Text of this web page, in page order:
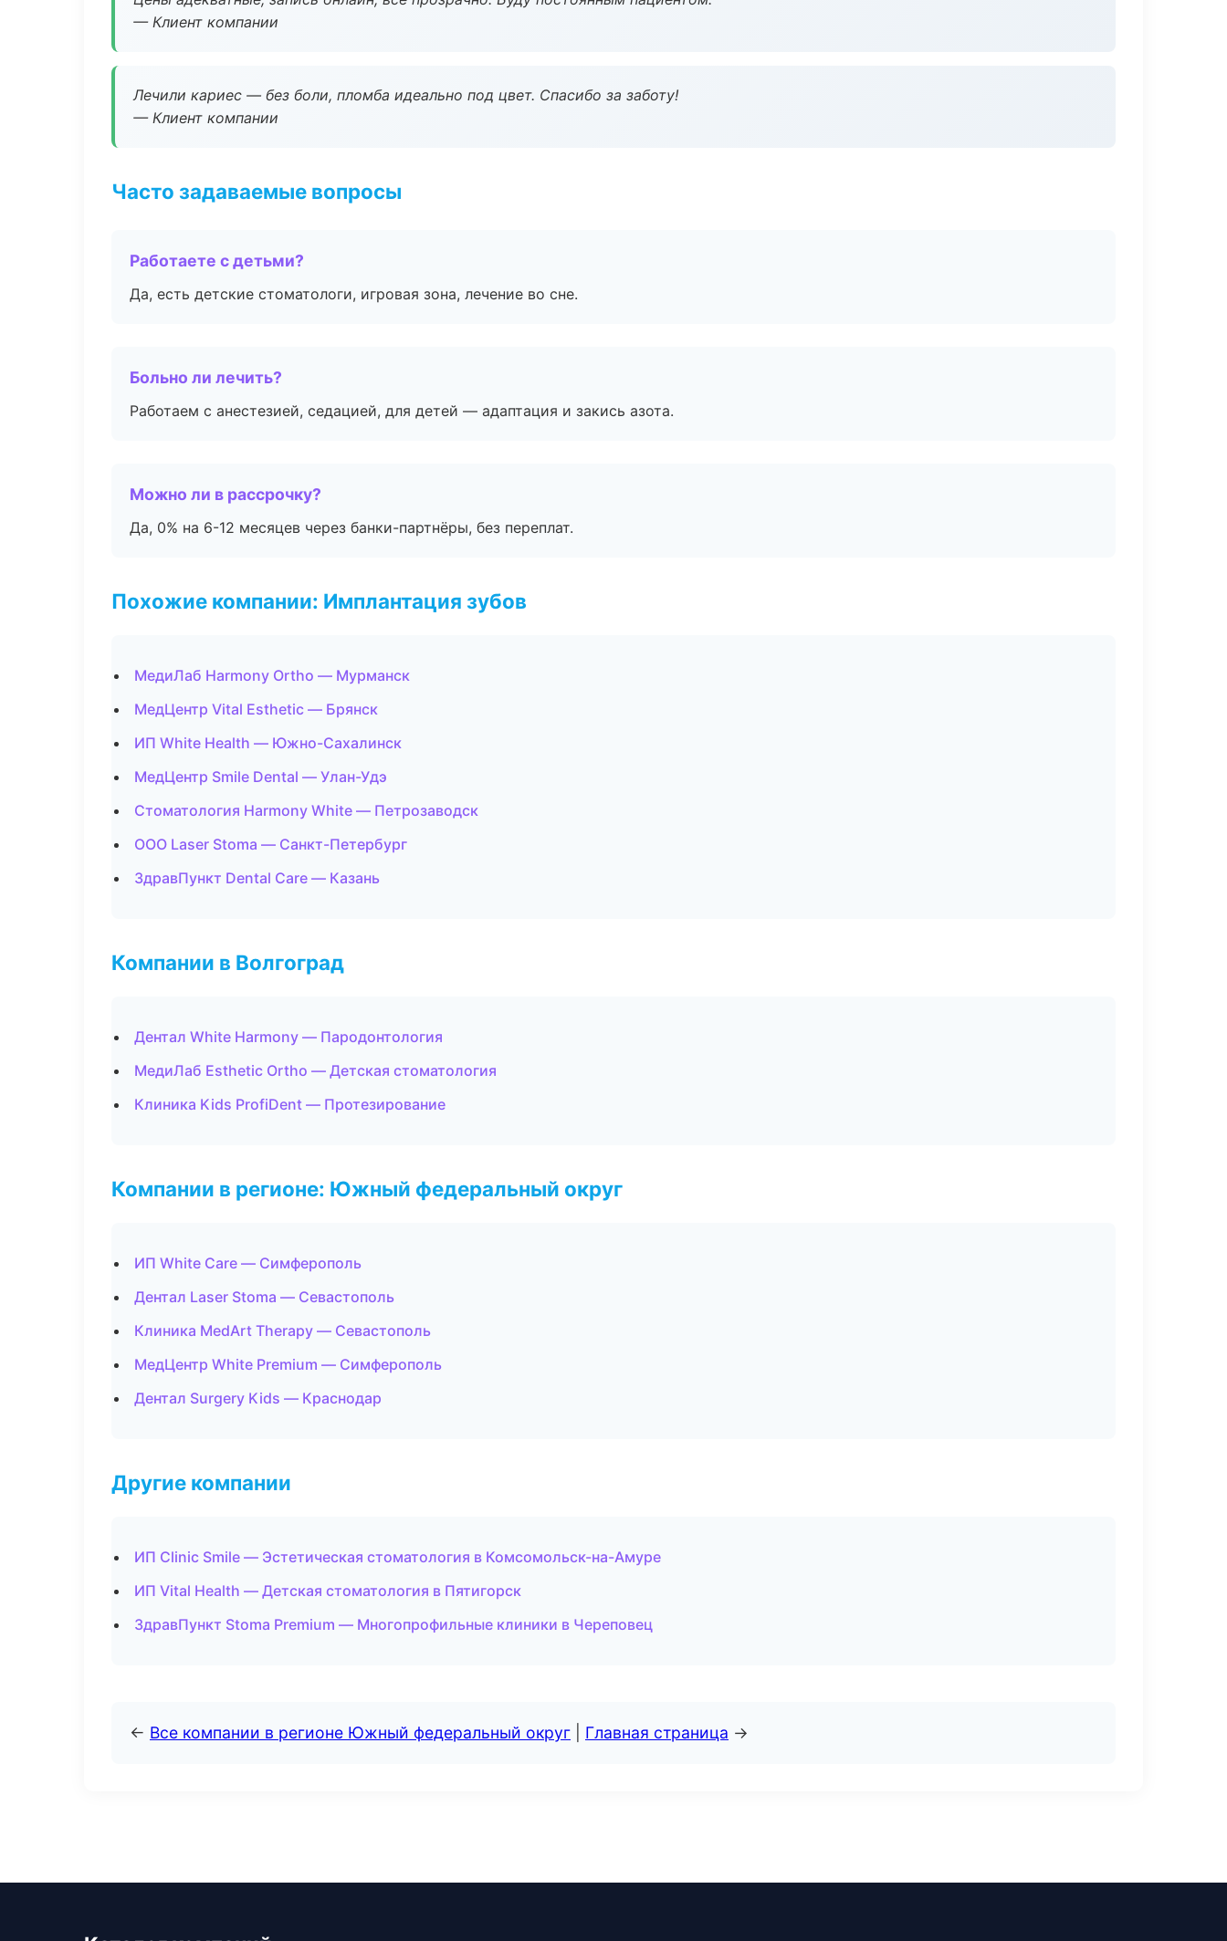
— Клиент компании
Лечили кариес — без боли, пломба идеально под цвет. Спасибо за заботу!
— Клиент компании
Часто задаваемые вопросы
Работаете с детьми?
Да, есть детские стоматологи, игровая зона, лечение во сне.
Больно ли лечить?
Работаем с анестезией, седацией, для детей — адаптация и закись азота.
Можно ли в рассрочку?
Да, 0% на 6-12 месяцев через банки-партнёры, без переплат.
Похожие компании: Имплантация зубов
МедиЛаб Harmony Ortho — Мурманск
МедЦентр Vital Esthetic — Брянск
ИП White Health — Южно-Сахалинск
МедЦентр Smile Dental — Улан-Удэ
Стоматология Harmony White — Петрозаводск
ООО Laser Stoma — Санкт-Петербург
ЗдравПункт Dental Care — Казань
Компании в Волгоград
Дентал White Harmony — Пародонтология
МедиЛаб Esthetic Ortho — Детская стоматология
Клиника Kids ProfiDent — Протезирование
Компании в регионе: Южный федеральный округ
ИП White Care — Симферополь
Дентал Laser Stoma — Севастополь
Клиника MedArt Therapy — Севастополь
МедЦентр White Premium — Симферополь
Дентал Surgery Kids — Краснодар
Другие компании
ИП Clinic Smile — Эстетическая стоматология в Комсомольск-на-Амуре
ИП Vital Health — Детская стоматология в Пятигорск
ЗдравПункт Stoma Premium — Многопрофильные клиники в Череповец
← Все компании в регионе Южный федеральный округ Главная страница →